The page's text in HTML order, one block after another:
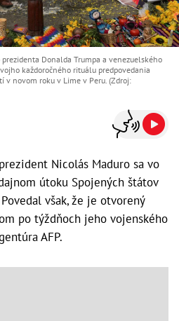
Donalda Trumpa a venezuelského
každoročného rituálu predpovedania
v novom roku v Lime v Peru. (Zdroj:
Nicolás Maduro sa vo
útoku Spojených štátov
však, že je otvorený
po týždňoch jeho vojenského
AFP.